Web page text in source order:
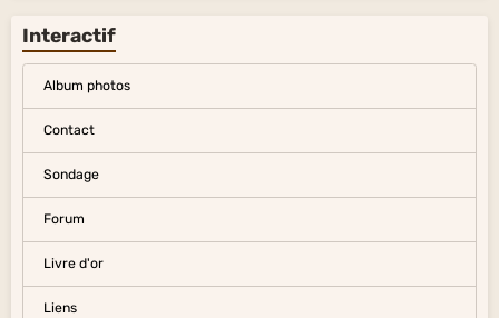
Interactif
Album photos
Contact
Sondage
Forum
Livre d'or
Liens